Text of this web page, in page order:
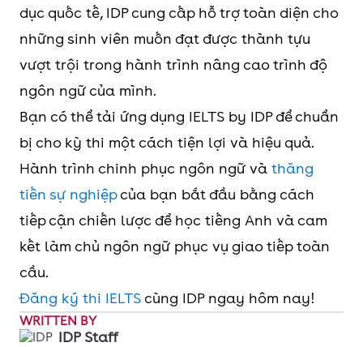
dục quốc tế, IDP cung cấp hỗ trợ toàn diện cho
những sinh viên muốn đạt được thành tựu
vượt trội trong hành trình nâng cao trình độ
ngôn ngữ của mình.
Bạn có thể tải ứng dụng IELTS by IDP để chuẩn
bị cho kỳ thi một cách tiện lợi và hiệu quả.
Hành trình chinh phục ngôn ngữ và thăng
tiến sự nghiệpcủa bạn bắt đầu bằng cách
tiếp cận chiến lược để học tiếng Anh và cam
kết làm chủ ngôn ngữ phục vụ giao tiếp toàn
cầu.
Đăng ký thi IELTS cùng IDP ngay hôm nay!
WRITTEN BY
IDP Staff